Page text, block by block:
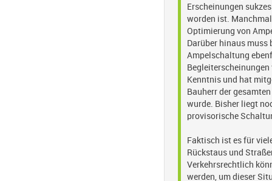
Erscheinungen
worden ist.
Optimierung von
Darüber hinaus muss
Ampelschaltung
Kenntnis und hat
Bauherr der
wurde. Bisher liegt
provisorische
Faktisch ist es für
Rückstaus und
Verkehrsrechtlich
werden, um dieser